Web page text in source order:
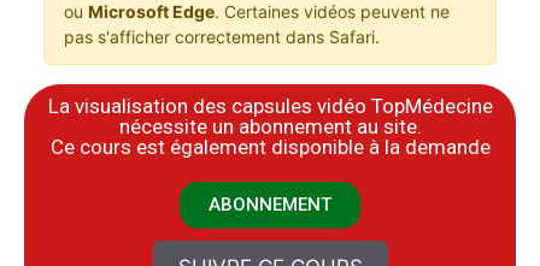
ou Microsoft Edge. Certaines vidéos peuvent ne
pas s'afficher correctement dans Safari.
La visualisation des capsules vidéo TopMédecine
nécessite un abonnement au site.
​Ce cours est également disponible à la demande
ABONNEMENT